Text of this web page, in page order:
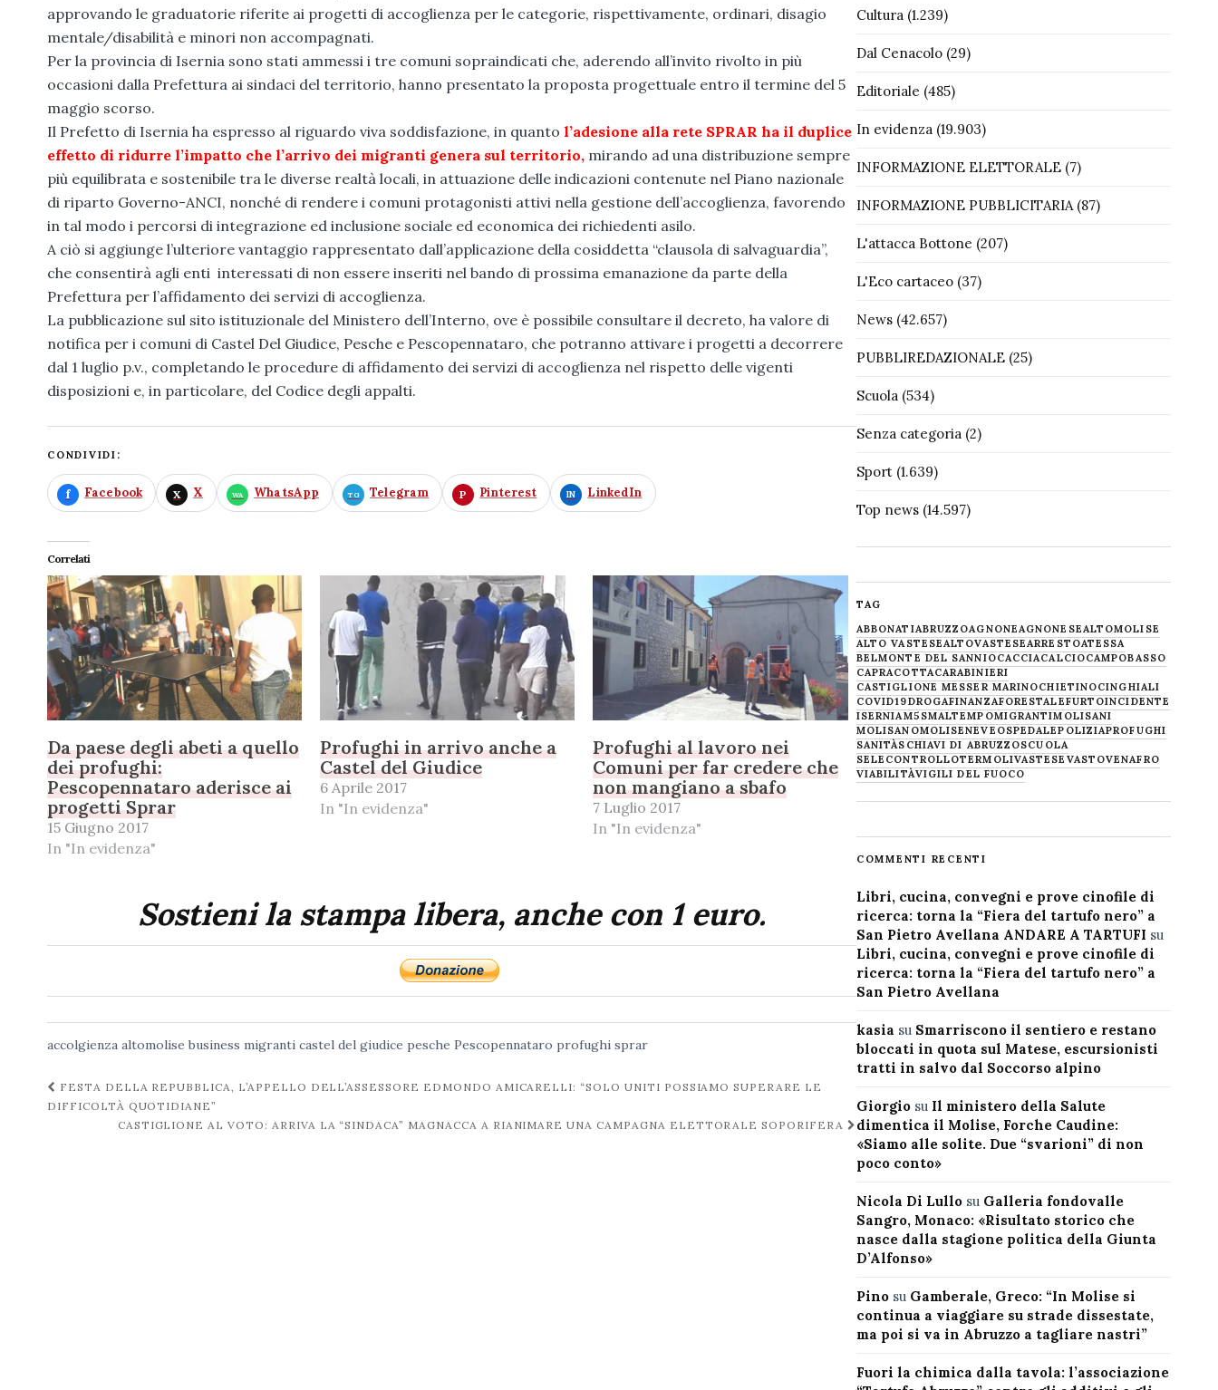
approvando le graduatorie riferite ai progetti di accoglienza per le categorie, rispettivamente, ordinari, disagio
mentale/disabilità e minori non accompagnati.
Per la provincia di Isernia sono stati ammessi i tre comuni sopraindicati che, aderendo all’invito rivolto in più
occasioni dalla Prefettura ai sindaci del territorio, hanno presentato la proposta progettuale entro il termine del 5
maggio scorso.
Il Prefetto di Isernia ha espresso al riguardo viva soddisfazione, in quanto l’adesione alla rete SPRAR ha il duplice
effetto di ridurre l’impatto che l’arrivo dei migranti genera sul territorio, mirando ad una distribuzione sempre
più equilibrata e sostenibile tra le diverse realtà locali, in attuazione delle indicazioni contenute nel Piano nazionale
di riparto Governo-ANCI, nonché di rendere i comuni protagonisti attivi nella gestione dell’accoglienza, favorendo
in tal modo i percorsi di integrazione ed inclusione sociale ed economica dei richiedenti asilo.
A ciò si aggiunge l’ulteriore vantaggio rappresentato dall’applicazione della cosiddetta “clausola di salvaguardia”,
che consentirà agli enti interessati di non essere inseriti nel bando di prossima emanazione da parte della
Prefettura per l’affidamento dei servizi di accoglienza.
La pubblicazione sul sito istituzionale del Ministero dell’Interno, ove è possibile consultare il decreto, ha valore di
notifica per i comuni di Castel Del Giudice, Pesche e Pescopennataro, che potranno attivare i progetti a decorrere
dal 1 luglio p.v., completando le procedure di affidamento dei servizi di accoglienza nel rispetto delle vigenti
disposizioni e, in particolare, del Codice degli appalti.
CONDIVIDI:
Facebook X WhatsApp Telegram Pinterest LinkedIn
Correlati
Da paese degli abeti a quello
dei profughi:
Pescopennataro aderisce ai
progetti Sprar
15 Giugno 2017
In "In evidenza"
Profughi in arrivo anche a
Castel del Giudice
6 Aprile 2017
In "In evidenza"
Profughi al lavoro nei
Comuni per far credere che
non mangiano a sbafo
7 Luglio 2017
In "In evidenza"
Sostieni la stampa libera, anche con 1 euro.
accolgienza altomolise business migranti castel del giudice pesche Pescopennataro profughi sprar
Navigazione
post
FESTA DELLA REPUBBLICA, L’APPELLO DELL’ASSESSORE EDMONDO AMICARELLI: “SOLO UNITI POSSIAMO SUPERARE LE
DIFFICOLTÀ QUOTIDIANE”
CASTIGLIONE AL VOTO: ARRIVA LA “SINDACA” MAGNACCA A RIANIMARE UNA CAMPAGNA ELETTORALE SOPORIFERA
Cultura(1.239)
Dal Cenacolo(29)
Editoriale (485)
In evidenza(19.903)
INFORMAZIONE ELETTORALE(7)
INFORMAZIONE PUBBLICITARIA(87)
L'attacca Bottone (207)
L'Eco cartaceo(37)
News(42.657)
PUBBLIREDAZIONALE(25)
Scuola(534)
Senza categoria(2)
Sport(1.639)
Top news(14.597)
TAG
ABBONATIABRUZZOAGNONEAGNONESEALTOMOLISE
ALTO VASTESEALTOVASTESEARRESTOATESSA
BELMONTE DEL SANNIOCACCIACALCIOCAMPOBASSO
CAPRACOTTACARABINIERI
CASTIGLIONE MESSER MARINOCHIETINOCINGHIALI
COVID19DROGAFINANZAFORESTALEFURTOINCIDENTE
ISERNIAM5SMALTEMPOMIGRANTIMOLISANI
MOLISANOMOLISENEVE OSPEDALEPOLIZIAPROFUGHI
SANITÀSCHIAVI DI ABRUZZOSCUOLA
SELECONTROLLOTERMOLIVASTESE VASTOVENAFRO
VIABILITÀVIGILI DEL FUOCO
COMMENTI RECENTI
Libri, cucina, convegni e prove cinofile di
ricerca: torna la “Fiera del tartufo nero” a
San Pietro Avellana ANDARE A TARTUFI su
Libri, cucina, convegni e prove cinofile di
ricerca: torna la “Fiera del tartufo nero” a
San Pietro Avellana
kasia su Smarriscono il sentiero e restano
bloccati in quota sul Matese, escursionisti
tratti in salvo dal Soccorso alpino
Giorgiosu Il ministero della Salute
dimentica il Molise, Forche Caudine:
«Siamo alle solite. Due “svarioni” di non
poco conto»
Nicola Di Lullosu Galleria fondovalle
Sangro, Monaco: «Risultato storico che
nasce dalla stagione politica della Giunta
D’Alfonso»
Pinosu Gamberale, Greco: “In Molise si
continua a viaggiare su strade dissestate,
ma poi si va in Abruzzo a tagliare nastri”
Fuori la chimica dalla tavola: l’associazione